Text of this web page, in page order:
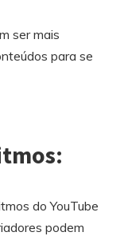
ser mais
para se
do YouTube
podem